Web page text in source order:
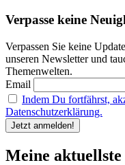
Verpasse keine
Verpassen Sie keine
unseren Newsletter und
Themenwelten.
Email
Indem Du fortfährst,
Datenschutzerklärung.
Meine